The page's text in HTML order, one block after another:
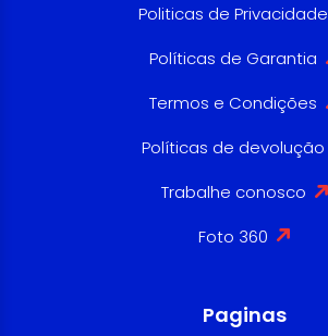
Politicas de Privacidade
Políticas de Garantia
Termos e Condições
Políticas de devolução
Trabalhe conosco
Foto 360
Paginas